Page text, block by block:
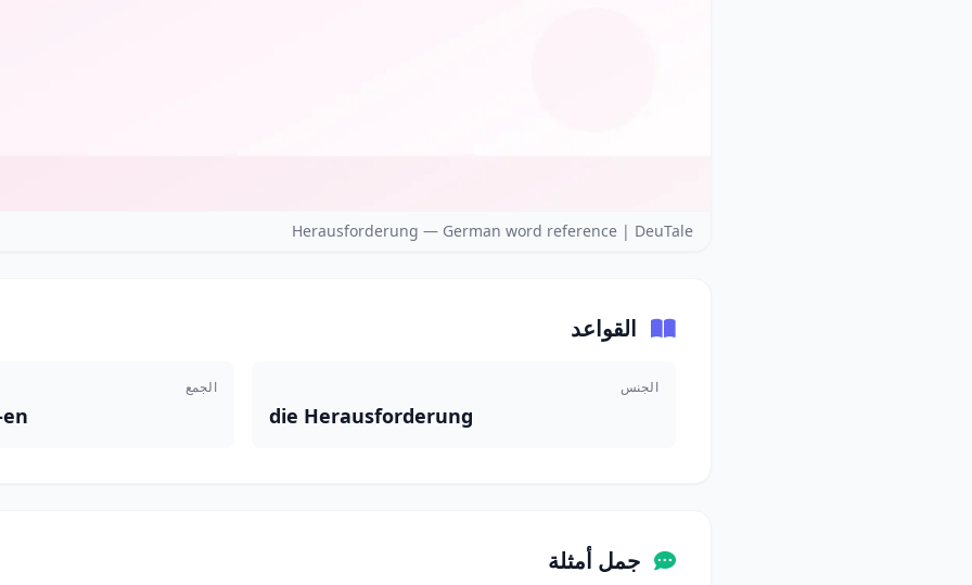
Herausforderung — German word reference | DeuTale
القواعد
الجنس
die Herausforderung
الجمع
جمل أمثلة